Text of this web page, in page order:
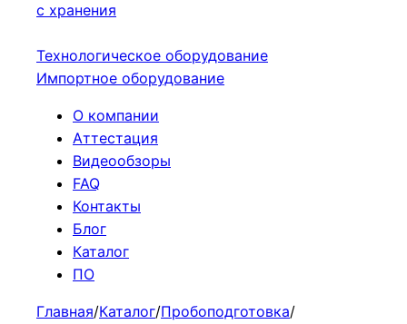
с хранения
Технологическое оборудование
Импортное оборудование
О компании
Аттестация
Видеообзоры
FAQ
Контакты
Блог
Каталог
ПО
Главная/Каталог/Пробоподготовка/